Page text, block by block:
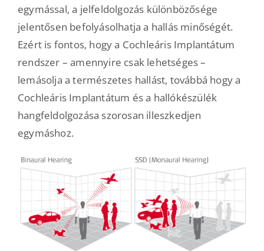
egymással, a jelfeldolgozás különbözősége
jelentősen befolyásolhatja a hallás minőségét.
Ezért is fontos, hogy a Cochleáris Implantátum
rendszer – amennyire csak lehetséges –
lemásolja a természetes hallást, továbbá hogy a
Cochleáris Implantátum és a hallókészülék
hangfeldolgozása szorosan illeszkedjen
egymáshoz.